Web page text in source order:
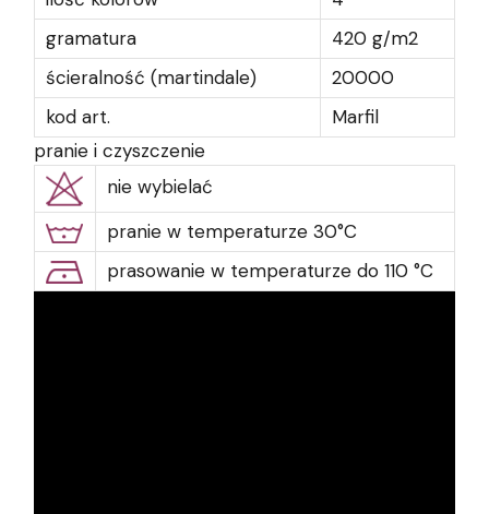
gramatura
420 g/m2
ścieralność (martindale)
20000
kod art.
Marfil
pranie i czyszczenie
nie wybielać
pranie w temperaturze 30°C
prasowanie w temperaturze do 110 °C